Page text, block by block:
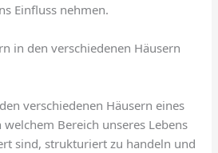
Einfluss nehmen.
in den verschiedenen Häusern
verschiedenen Häusern eines
Bereich unseres Lebens
sind, strukturiert zu handeln und